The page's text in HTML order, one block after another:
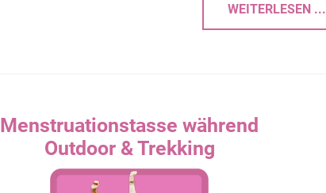
WEITERLESEN ...
Menstruationstasse während
Outdoor & Trekking